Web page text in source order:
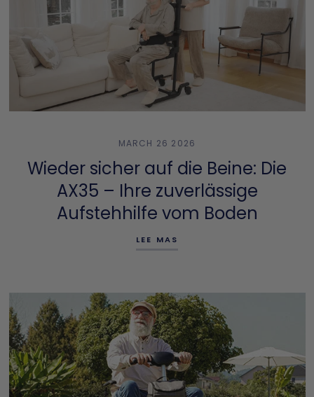
MARCH 26 2026
Wieder sicher auf die Beine: Die
AX35 – Ihre zuverlässige
Aufstehhilfe vom Boden
LEE MAS